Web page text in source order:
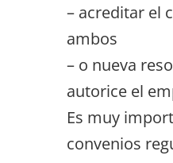
– acreditar el
ambos
– o nueva
autorice el
Es muy
convenios